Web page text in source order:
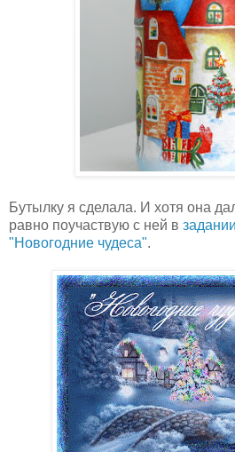
Бутылку я сделала. И хотя она
равно поучаствую с ней в
"Новогодние чудеса".